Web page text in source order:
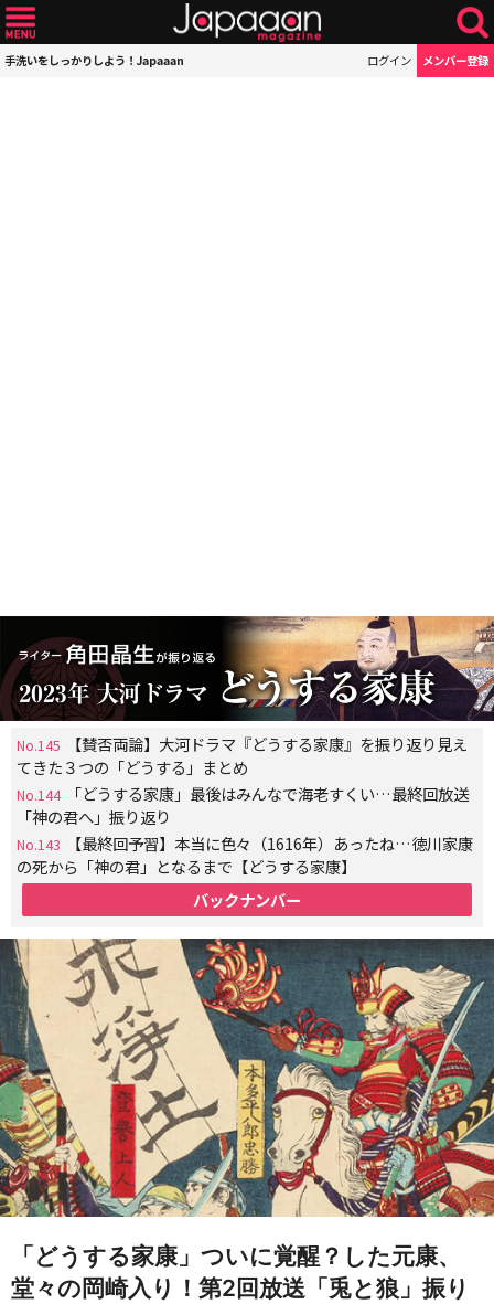
手洗いをしっかりしよう！Japaaan ログイン メンバー登録
No.145
【賛否両論】大河ドラマ『どうする家康』を振り返り見え
てきた３つの「どうする」まとめ
No.144
「どうする家康」最後はみんなで海老すくい…最終回放送
「神の君へ」振り返り
No.143
【最終回予習】本当に色々（1616年）あったね…徳川家康
の死から「神の君」となるまで【どうする家康】
バックナンバー
「どうする家康」ついに覚醒？した元康、
堂々の岡崎入り！第2回放送「兎と狼」振り